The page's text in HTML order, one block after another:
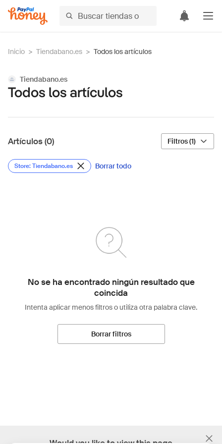
Inicio > Tiendabano.es > Todos los artículos
Tiendabano.es
Todos los artículos
Artículos (0) Filtros (1)
Store: Tiendabano.es Borrar todo
No se ha encontrado ningún resultado que
coincida
Intenta aplicar menos filtros o utiliza otra palabra clave.
Borrar filtros